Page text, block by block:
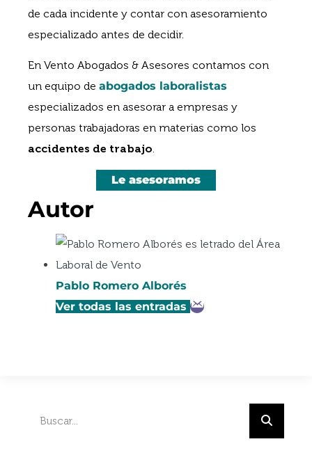
de cada incidente y contar con asesoramiento
especializado antes de decidir.
En Vento Abogados & Asesores contamos con
un equipo de abogados laboralistas
especializados en asesorar a empresas y
personas trabajadoras en materias como los
accidentes de trabajo.
Le asesoramos
Autor
Pablo Romero Alborés
Ver todas las entradas